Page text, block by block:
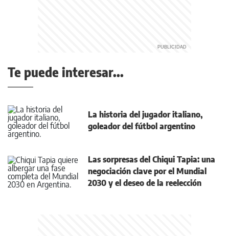
Te puede interesar...
La historia del jugador italiano,
goleador del fútbol argentino
Las sorpresas del Chiqui Tapia: una
negociación clave por el Mundial
2030 y el deseo de la reelección